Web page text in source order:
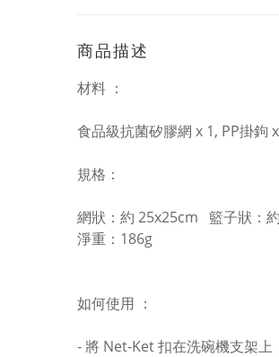
商品描述
材料 ：
食品級抗菌矽膠網 x 1, PP掛鉤
規格：
網狀：約 25x25cm 籃子狀：
淨重：186g
如何使用 ：
- 將 Net-Ket 扣在洗碗機支架上